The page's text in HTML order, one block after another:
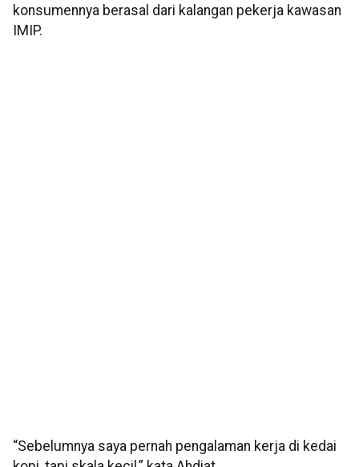
konsumennya berasal dari kalangan pekerja kawasan
IMIP.
“Sebelumnya saya pernah pengalaman kerja di kedai